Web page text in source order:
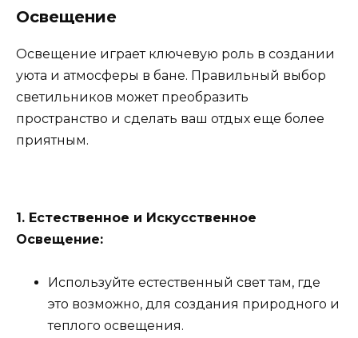
Освещение
Освещение играет ключевую роль в создании
уюта и атмосферы в бане. Правильный выбор
светильников может преобразить
пространство и сделать ваш отдых еще более
приятным.
1. Естественное и Искусственное
Освещение:
Используйте естественный свет там, где
это возможно, для создания природного и
теплого освещения.